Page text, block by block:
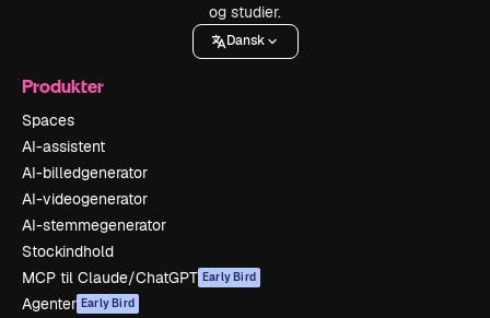
og studier.
Dansk
Produkter
Spaces
AI-assistent
AI-billedgenerator
AI-videogenerator
AI-stemmegenerator
Stockindhold
MCP til Claude/ChatGPT Early Bird
Agenter Early Bird